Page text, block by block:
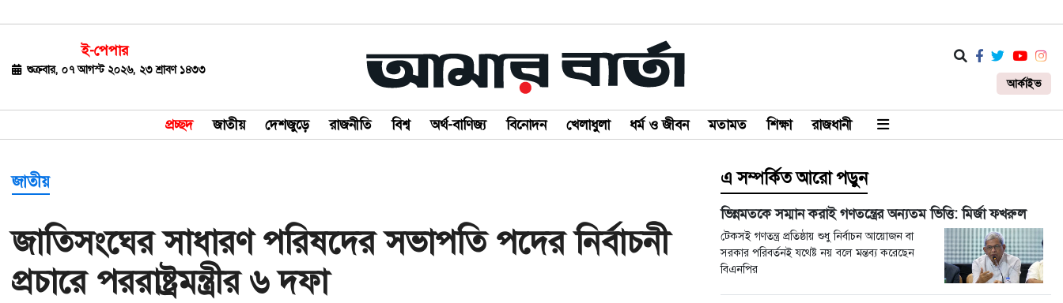
ই-পেপার
শুক্রবার, ০৭ আগস্ট ২০২৬, ২৩ শ্রাবণ ১৪৩৩
আর্কাইভ
প্রচ্ছদ জাতীয় দেশজুড়ে রাজনীতি বিশ্ব অর্থ-বাণিজ্য বিনোদন খেলাধুলা ধর্ম ও জীবন মতামত শিক্ষা রাজধানী
জাতীয়
রাজনীতি
বিশ্ব
বাণিজ্য
বিনোদন
জাতীয়
জাতিসংঘের সাধারণ পরিষদের সভাপতি পদের নির্বাচনী
প্রচারে পররাষ্ট্রমন্ত্রীর ৬ দফা
এ সম্পর্কিত আরো পড়ুন
ভিন্নমতকে সম্মান করাই গণতন্ত্রের অন্যতম ভিত্তি: মির্জা ফখরুল
টেকসই গণতন্ত্র প্রতিষ্ঠায় শুধু নির্বাচন আয়োজন বা
সরকার পরিবর্তনই যথেষ্ট নয় বলে মন্তব্য করেছেন
বিএনপির